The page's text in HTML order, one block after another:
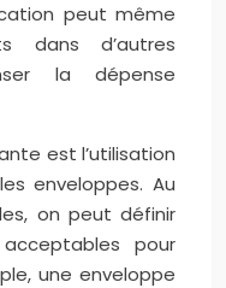
peut même
dans d’autres
la dépense
est l’utilisation
enveloppes. Au
on peut définir
pour
une enveloppe